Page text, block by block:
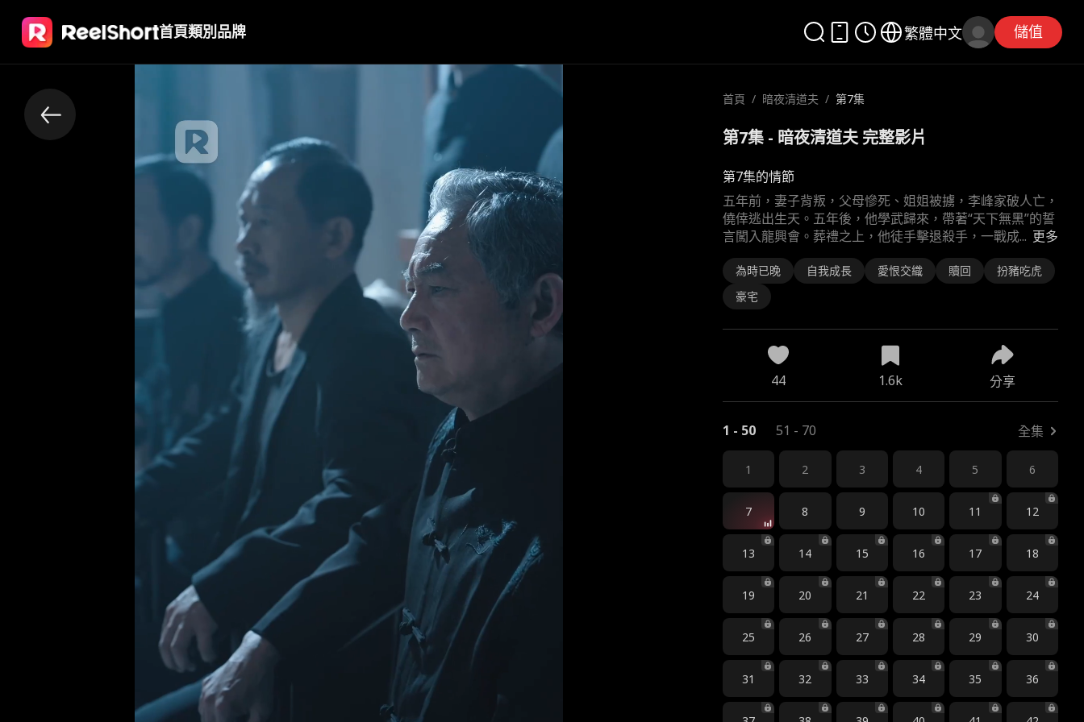
首頁類別 品牌 繁體中文 儲值
首頁 / 暗夜清道夫 / 第7集
第7集 - 暗夜清道夫 完整影片
第7集的情節
更多
五年前，妻子背叛，父母慘死、姐姐被擄，李峰家破人亡，
僥倖逃出生天。五年後，他學武歸來，帶著“天下無黑”的誓
言闖入龍興會。葬禮之上，他徒手擊退殺手，一戰成...
為時已晚 自我成長 愛恨交織 贖回
扮豬吃虎
豪宅
44 1.6k 分享
1 - 50 51 - 70 全集
1 2 3 4 5 6
7 8 9 10 11 12
13 14 15 16 17 18
19 20 21 22 23 24
25 26 27 28 29 30
31 32 33 34 35 36